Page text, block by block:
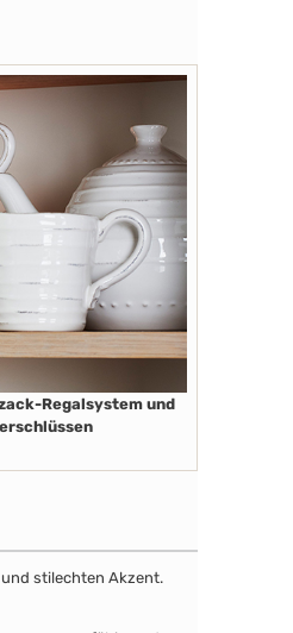
Regalsystem und
und stilechten Akzent.